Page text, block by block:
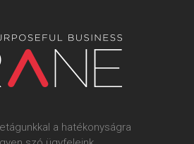
jövő és digitális
– egy
hallgató
Vincze Dorottya az
aki részt vett egyetemi